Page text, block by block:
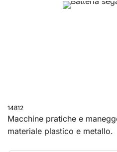
14812
Macchine pratiche e
materiale plastico e metallo.